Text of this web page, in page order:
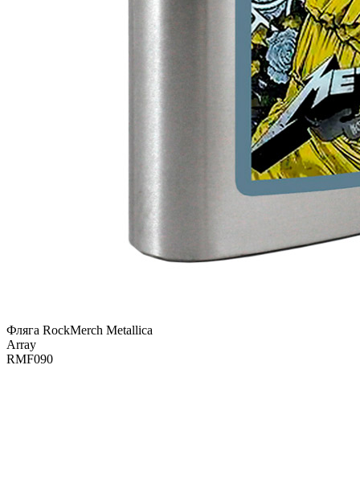
Фляга RockMerch Metallica
Array
RMF090